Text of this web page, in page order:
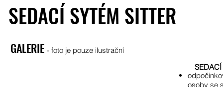
SEDACÍ SYTÉM SITTER
GALERIE - foto je pouze ilustrační
osoby se
SEDACÍ